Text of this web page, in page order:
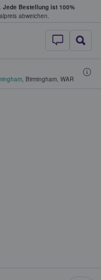
Jede Bestellung ist 100%
abweichen.
StubHub - Wo
, Birmingham, WAR